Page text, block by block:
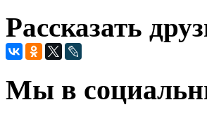
Рассказать
Мы в